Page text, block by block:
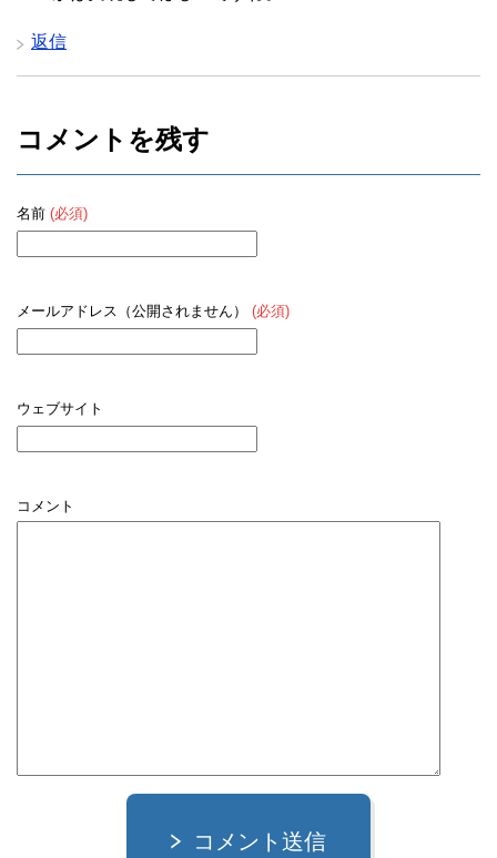
返信
コメントを残す
名前 (必須)
メールアドレス（公開されません） (必須)
ウェブサイト
コメント
コメント送信